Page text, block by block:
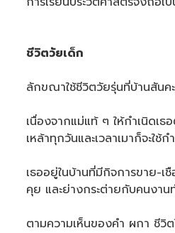
ชีวิตวัยเด็ก
ลักขณาใช้ชีวิตวัยรุ่นที่บ้านสันค
เนื่องจากแม่แท้ ๆ ให้กำเนิดเ
เหล้าทุกวันและเวลาเมาก็จะ
เธออยู่ในบ้านที่มีกิจการขาย-
คุย และย่างกระต่ายกับคนงาน
ตามความเห็นของคำ ผกา ชีวิ